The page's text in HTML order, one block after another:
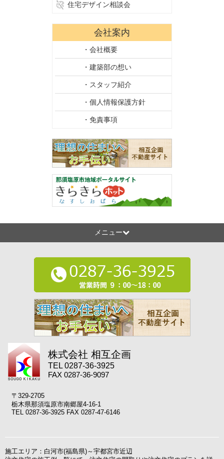
住宅デザイン相談会
会社案内
・会社概要
・建築部の想い
・スタッフ紹介
・個人情報保護方針
・免責事項
メニュー
株式会社 相互企画
TEL 0287-36-3925
FAX 0287-36-9097
〒329-2705
栃木県那須塩原市南郷屋4-16-1
TEL 0287-36-3925 FAX 0287-47-6146
施工エリア：白河市(福島県)～宇都宮市近辺